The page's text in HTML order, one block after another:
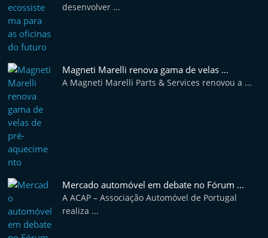
desenvolver ...
Magneti Marelli renova gama de velas ...
A Magneti Marelli Parts & Services renovou a ...
Mercado automóvel em debate no Fórum ...
A ACAP – Associação Automóvel de Portugal
realiza ...